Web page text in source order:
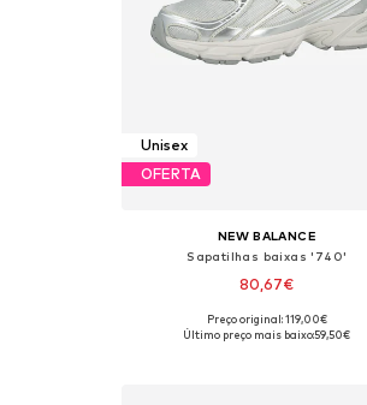
Unisex
OFERTA
NEW BALANCE
Sapatilhas baixas '740'
80,67€
+19
Disponível em vários tamanhos
Preço original: 119,00€
Último preço mais baixo:59,50€